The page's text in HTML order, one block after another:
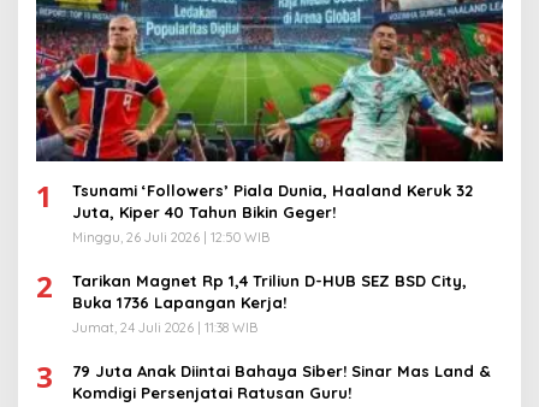
1
Tsunami ‘Followers’ Piala Dunia, Haaland Keruk 32
Juta, Kiper 40 Tahun Bikin Geger!
Minggu, 26 Juli 2026 | 12:50 WIB
2
Tarikan Magnet Rp 1,4 Triliun D-HUB SEZ BSD City,
Buka 1736 Lapangan Kerja!
Jumat, 24 Juli 2026 | 11:38 WIB
3
79 Juta Anak Diintai Bahaya Siber! Sinar Mas Land &
Komdigi Persenjatai Ratusan Guru!